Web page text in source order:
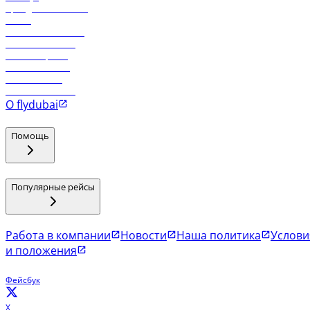
О flydubai
Помощь
Популярные рейсы
Работа в компании Новости Наша политика
и положения
Фейсбук
X